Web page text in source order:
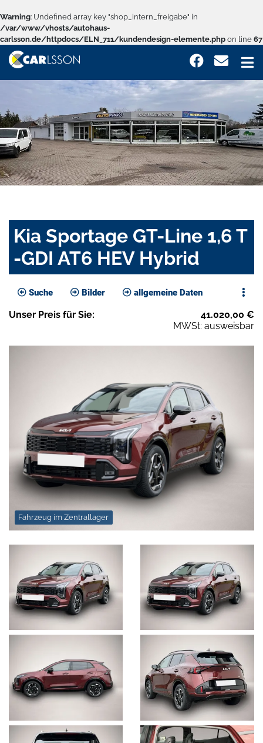
Warning: Undefined array key "shop_intern_freigabe" in
/var/www/vhosts/autohaus-
carlsson.de/httpdocs/ELN_711/kundendesign-elemente.php on line 67
Kia Sportage GT-Line 1,6 T
-GDI AT6 HEV Hybrid
Suche Bilder allgemeine Daten
Unser Preis für Sie: 41.020,00 €
MWSt: ausweisbar
Fahrzeug im Zentrallager